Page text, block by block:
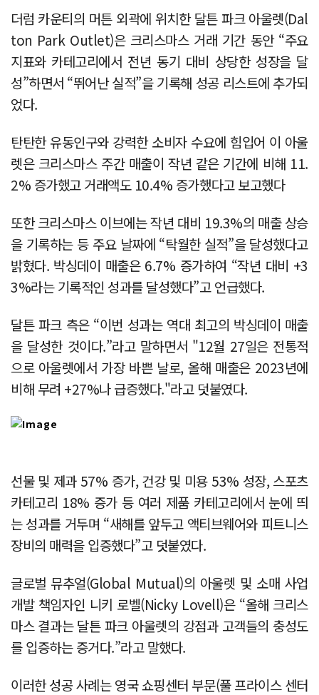
더럼 카운티의 머튼 외곽에 위치한 달튼 파크 아울렛(Dal
ton Park Outlet)은 크리스마스 거래 기간 동안 “주요
지표와 카테고리에서 전년 동기 대비 상당한 성장을 달
성”하면서 “뛰어난 실적”을 기록해 성공 리스트에 추가되
었다.
탄탄한 유동인구와 강력한 소비자 수요에 힘입어 이 아울
렛은 크리스마스 주간 매출이 작년 같은 기간에 비해 11.
2% 증가했고 거래액도 10.4% 증가했다고 보고했다
또한 크리스마스 이브에는 작년 대비 19.3%의 매출 상승
을 기록하는 등 주요 날짜에 “탁월한 실적”을 달성했다고
밝혔다. 박싱데이 매출은 6.7% 증가하여 “작년 대비 +3
3%라는 기록적인 성과를 달성했다”고 언급했다.
달튼 파크 측은 “이번 성과는 역대 최고의 박싱데이 매출
을 달성한 것이다.”라고 말하면서 "12월 27일은 전통적
으로 아울렛에서 가장 바쁜 날로, 올해 매출은 2023년에
비해 무려 +27%나 급증했다."라고 덧붙였다.
선물 및 제과 57% 증가, 건강 및 미용 53% 성장, 스포츠
카테고리 18% 증가 등 여러 제품 카테고리에서 눈에 띄
는 성과를 거두며 “새해를 앞두고 액티브웨어와 피트니스
장비의 매력을 입증했다”고 덧붙였다.
글로벌 뮤추얼(Global Mutual)의 아울렛 및 소매 사업
개발 책임자인 니키 로벨(Nicky Lovell)은 “올해 크리스
마스 결과는 달튼 파크 아울렛의 강점과 고객들의 충성도
를 입증하는 증거다.”라고 말했다.
이러한 성공 사례는 영국 쇼핑센터 부문(풀 프라이스 센터